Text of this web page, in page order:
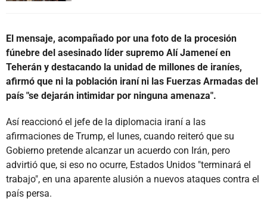
El mensaje, acompañado por una foto de la procesión
fúnebre del asesinado líder supremo Alí Jameneí en
Teherán y destacando la unidad de millones de iraníes,
afirmó que ni la población iraní ni las Fuerzas Armadas del
país "se dejarán intimidar por ninguna amenaza".
Así reaccionó el jefe de la diplomacia iraní a las
afirmaciones de Trump, el lunes, cuando reiteró que su
Gobierno pretende alcanzar un acuerdo con Irán, pero
advirtió que, si eso no ocurre, Estados Unidos "terminará el
trabajo", en una aparente alusión a nuevos ataques contra el
país persa.